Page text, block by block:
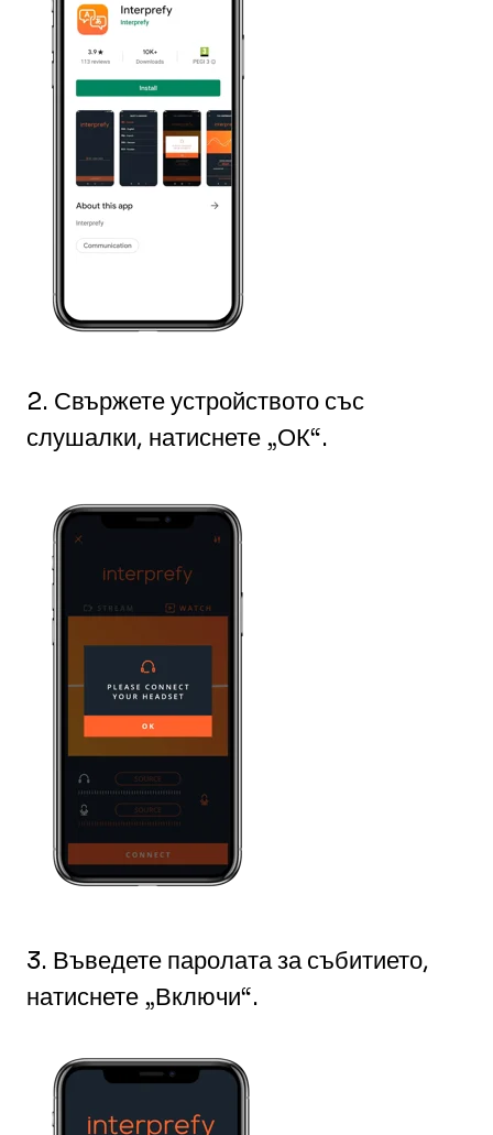
2. Свържете устройството със
слушалки, натиснете „ОК“.
3. Въведете паролата за събитието,
натиснете „Включи“.